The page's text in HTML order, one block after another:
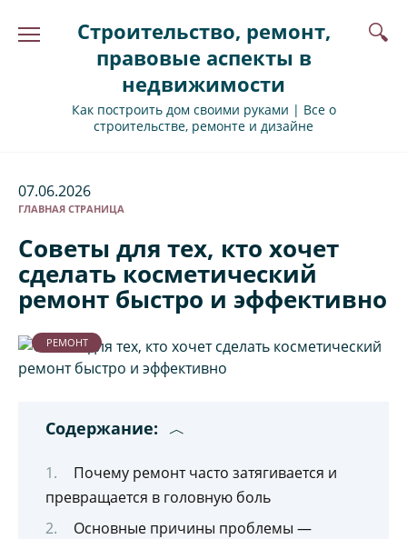
Строительство, ремонт,
правовые аспекты в
недвижимости
Как построить дом своими руками | Все о
строительстве, ремонте и дизайне
07.06.2026
ГЛАВНАЯ СТРАНИЦА
Советы для тех, кто хочет
сделать косметический
ремонт быстро и эффективно
РЕМОНТ
Содержание:
Почему ремонт часто затягивается и
превращается в головную боль
Основные причины проблемы —